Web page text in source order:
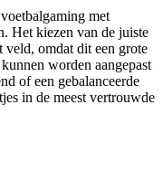
met
Het kiezen van de juiste
veld, omdat dit een grote
worden aangepast
of een gebalanceerde
in de meest vertrouwde